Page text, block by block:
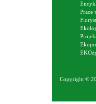
Prace
Copyright ©